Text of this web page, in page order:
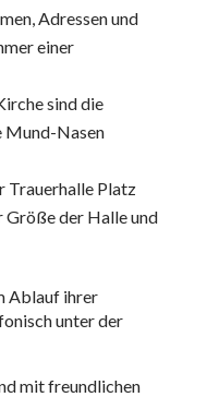
Adressen und
einer
sind die
Mund-Nasen
Trauerhalle Platz
Größe der Halle und
Ablauf ihrer
unter der
mit freundlichen